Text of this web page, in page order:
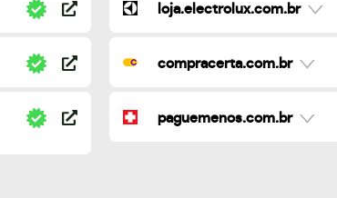
loja.electrolux.com.br
compracerta.com.br
paguemenos.com.br